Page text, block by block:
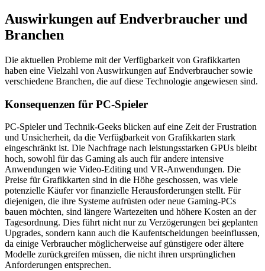
Auswirkungen auf Endverbraucher und
Branchen
Die aktuellen Probleme mit der Verfügbarkeit von Grafikkarten
haben eine Vielzahl von Auswirkungen auf Endverbraucher sowie
verschiedene Branchen, die auf diese Technologie angewiesen sind.
Konsequenzen für PC-Spieler
PC-Spieler und Technik-Geeks blicken auf eine Zeit der Frustration
und Unsicherheit, da die Verfügbarkeit von Grafikkarten stark
eingeschränkt ist. Die Nachfrage nach leistungsstarken GPUs bleibt
hoch, sowohl für das Gaming als auch für andere intensive
Anwendungen wie Video-Editing und VR-Anwendungen. Die
Preise für Grafikkarten sind in die Höhe geschossen, was viele
potenzielle Käufer vor finanzielle Herausforderungen stellt. Für
diejenigen, die ihre Systeme aufrüsten oder neue Gaming-PCs
bauen möchten, sind längere Wartezeiten und höhere Kosten an der
Tagesordnung. Dies führt nicht nur zu Verzögerungen bei geplanten
Upgrades, sondern kann auch die Kaufentscheidungen beeinflussen,
da einige Verbraucher möglicherweise auf günstigere oder ältere
Modelle zurückgreifen müssen, die nicht ihren ursprünglichen
Anforderungen entsprechen.